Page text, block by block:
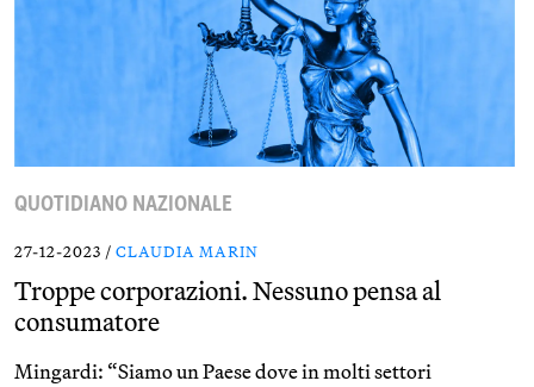
QUOTIDIANO NAZIONALE
27-12-2023 / CLAUDIA MARIN
Troppe corporazioni. Nessuno pensa al
consumatore
Mingardi: “Siamo un Paese dove in molti settori